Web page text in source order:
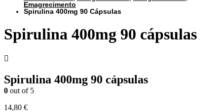
Emagrecimento
Spirulina 400mg 90 Cápsulas
Spirulina 400mg 90 cápsulas
Spirulina 400mg 90 cápsulas
0 out of 5
14,80 €